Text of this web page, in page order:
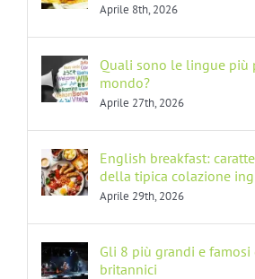
Aprile 8th, 2026
Quali sono le lingue più
mondo?
Aprile 27th, 2026
English breakfast:
della tipica colazione
Aprile 29th, 2026
Gli 8 più grandi e
britannici